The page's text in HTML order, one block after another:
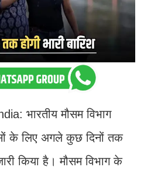
भारतीय मौसम विभाग
के लिए अगले कुछ दिनों तक
किया है। मौसम विभाग के